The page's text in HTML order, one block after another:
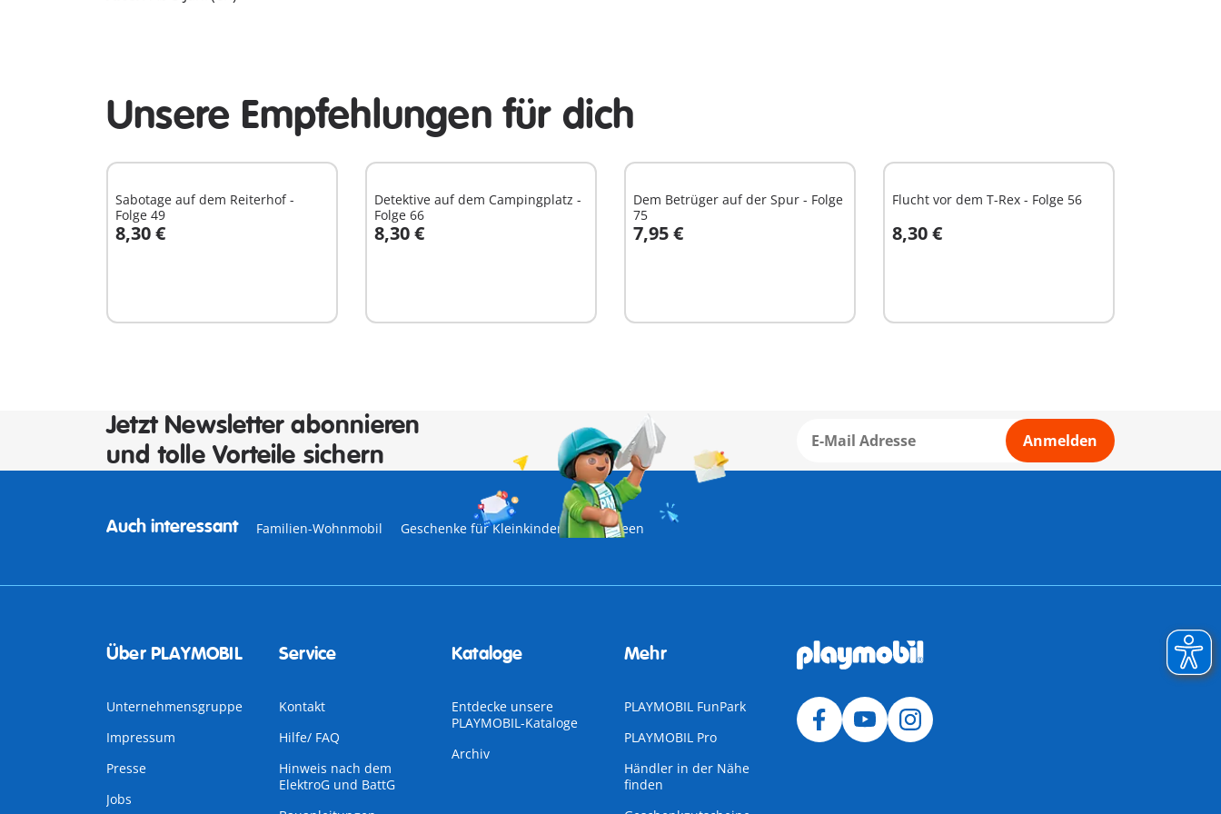
Unsere Empfehlungen für dich
Sabotage auf dem Reiterhof -
Folge 49
8,30 €
In den Warenkorb
Detektive auf dem Campingplatz -
Folge 66
8,30 €
In den Warenkorb
Dem Betrüger auf der Spur - Folge
75
7,95 €
In den Warenkorb
Flucht vor dem T-Rex - Folge 56
8,30 €
In den Warenkorb
Jetzt Newsletter abonnieren
und tolle Vorteile sichern
Anmelden
Auch interessant Familien-Wohnmobil Geschenke für Kleinkinder Halloween
Über PLAYMOBIL
Unternehmensgruppe
Impressum
Presse
Jobs
Service
Kontakt
Hilfe/ FAQ
Hinweis nach dem
ElektroG und BattG
Kataloge
Entdecke unsere
PLAYMOBIL-Kataloge
Archiv
Mehr
PLAYMOBIL FunPark
PLAYMOBIL Pro
Händler in der Nähe
finden